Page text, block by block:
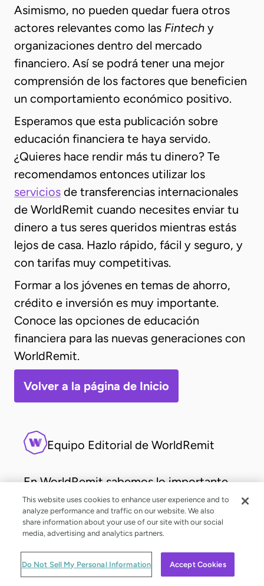
Asimismo, no pueden quedar fuera otros
actores relevantes como las Fintech y
organizaciones dentro del mercado
financiero. Así se podrá tener una mejor
comprensión de los factores que beneficien
un comportamiento económico positivo.
Esperamos que esta publicación sobre
educación financiera te haya servido.
¿Quieres hace rendir más tu dinero? Te
recomendamos entonces utilizar los
servicios de transferencias internacionales
de WorldRemit cuando necesites enviar tu
dinero a tus seres queridos mientras estás
lejos de casa. Hazlo rápido, fácil y seguro, y
con tarifas muy competitivas.
Formar a los jóvenes en temas de ahorro,
crédito e inversión es muy importante.
Conoce las opciones de educación
financiera para las nuevas generaciones con
WorldRemit.
Volver a la página de Inicio
Equipo Editorial de WorldRemit
En WorldRemit sabemos lo importante
que es ayudar económicamente a tus
más queridos. Por ello, trabajamos a
diario para que enviar dinero te resulte
sencillo, y con este blog buscamos
resolver cualquier duda acerca de tus
This website uses cookies to enhance user experience and to
analyze performance and traffic on our website. We also
share information about your use of our site with our social
media, advertising and analytics partners.
Do Not Sell My Personal Information Accept Cookies